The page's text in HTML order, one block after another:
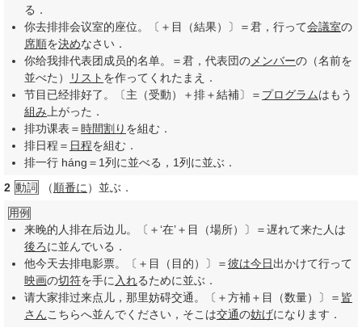
る．
你去排排会议室的座位。〔＋目（結果）〕＝君，行って会議室の
席順を決めなさい．
你给我排代表团成员的名单。＝君，代表団の メンバーの（名前を
並べた）
リスト を作ってくれたまえ．
节目已经排好了。〔主（受動）＋排＋結補〕＝ プログラムはもう
組み 上がった．
排功课表＝時間割り を組む．
排日程＝ 日程を組む．
排一行 háng＝1列に並べる，1列に並ぶ．
2 動詞 （ 順番に ）並ぶ．
用例
来晚的人排在后边儿。〔＋‘在’＋目（場所）〕＝遅れて来た人は
後ろに並んでいる．
他今天去排电影票。〔＋目（目的）〕＝彼は今日出かけて行って
映画の切符を手に 入れるために並ぶ．
请大家排过来点儿，那里妨碍交通。〔＋方補＋目（数量）〕＝ 皆
さんこちらへ並んでください，そこは交通の妨げになります．